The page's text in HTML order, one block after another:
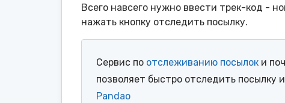
Всего навсего нужно ввести трек-код -
нажать кнопку отследить посылку.
Сервис по отслеживанию посылок и
позволяет быстро отследить посылку
Pandao